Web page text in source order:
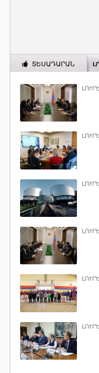
ՏԵՍԱԴԱՐԱՆ